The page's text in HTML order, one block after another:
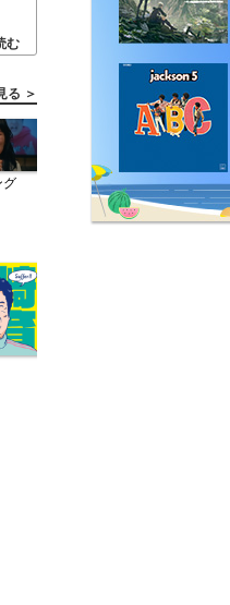
5
む
る ＞
グ